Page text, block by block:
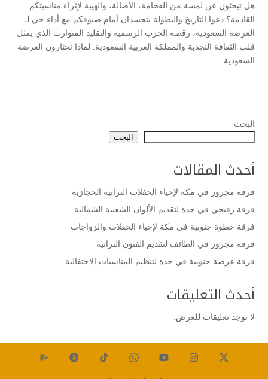
هل تبحثون عن لمسة من الفخامة، الأصالة، والهيبة لإثراء مناسبتكم
القادمة؟ دعوا التاريخ والبطولة يتجسدان أمام ضيوفكم مع أداء حي لـ
العرضة السعودية، رقصة الحرب الرسمية والتقليد المتوارث الذي يمثل
قلب الثقافة النجدية والمملكة العربية السعودية. لماذا تختارون العرضة
السعودية...
البحث
البحث
أحدث المقالات
فرقة مجرور في مكة لإحياء الحفلات التراثية الحجازية
فرقة رفيحي في جدة لتقديم الألوان الشعبية الشمالية
فرقة خطوة جنوبية في مكة لإحياء الحفلات والزواجات
فرقة مجرور في الطائف لتقديم الفنون التراثية
فرقة عرضة جنوبية في جدة لتنظيم المناسبات الاحتفالية
أحدث التعليقات
لا توجد تعليقات للعرض.